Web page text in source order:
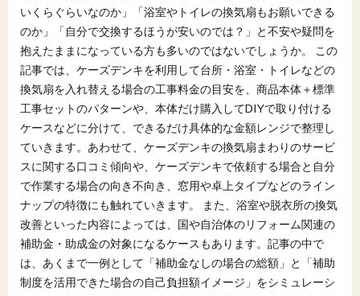
いくらぐらいなのか」「浴室やトイレの換気扇もお願いできる
のか」「自分で交換するほうが安いのでは？」と不安や疑問を
抱えたままになっている方も多いのではないでしょうか。 この
記事では、ケーズデンキを利用して台所・浴室・トイレなどの
換気扇を入れ替える場合の工事料金の目安を、商品本体＋標準
工事セットのパターンや、本体だけ購入してDIYで取り付ける
ケースなどに分けて、できるだけ具体的な金額レンジで整理し
ていきます。あわせて、ケーズデンキの換気扇まわりのサービ
スに関する口コミ傾向や、ケーズデンキで依頼する場合と自分
で作業する場合の向き不向き、窓用や卓上タイプなどのライン
ナップの特徴にも触れていきます。 また、浴室や脱衣所の換気
改善といった内容によっては、国や自治体のリフォーム関連の
補助金・助成金の対象になるケースもあります。記事の中で
は、あくまで一例として「補助金なしの場合の総額」と「補助
制度を活用できた場合の自己負担額イメージ」をシミュレーシ